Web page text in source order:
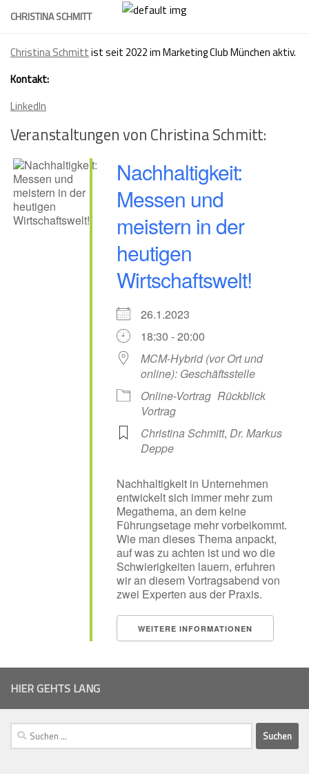
Skip
CHRISTINA SCHMITT
Christina Schmittist seit 2022 im Marketing Club München aktiv.
Kontakt:
LinkedIn
Veranstaltungen von Christina Schmitt:
Nachhaltigkeit:
Messen und
meistern in der
heutigen
Wirtschaftswelt!
26.1.2023
18:30 - 20:00
MCM-Hybrid (vor Ort und
online): Geschäftsstelle
Online-Vortrag Rückblick
Vortrag
Christina Schmitt, Dr. Markus
Deppe
Nachhaltigkeit in Unternehmen
entwickelt sich immer mehr zum
Megathema, an dem keine
Führungsetage mehr vorbeikommt.
Wie man dieses Thema anpackt,
auf was zu achten ist und wo die
Schwierigkeiten lauern, erfuhren
wir an diesem Vortragsabend von
zwei Experten aus der Praxis.
WEITERE INFORMATIONEN
HIER GEHTS LANG
Suchen
nach: